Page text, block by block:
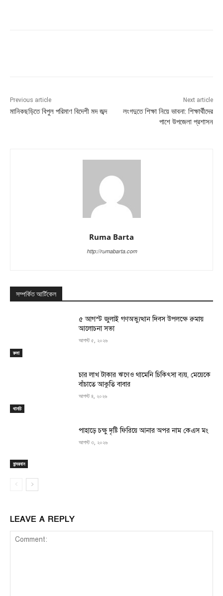
Previous article
মানিকছড়িতে বিপুল পরিমাণ বিদেশী মদ জব্দ
Next article
লংগদুতে শিক্ষা নিয়ে ভাবনা: শিক্ষার্থীদের
পাশে উপজেলা প্রশাসন
Ruma Barta
http://rumabarta.com
সম্পর্কিত আর্টিকেল
রুমা
৫ আগস্ট জুলাই গণঅভ্যুত্থান দিবস উপলক্ষে রুমায়
আলোচনা সভা
আগস্ট ৫, ২০২৬
থানচি
চার লাখ টাকার ঋণেও থামেনি চিকিৎসা ব্যয়, মেয়েকে
বাঁচাতে আকুতি বাবার
আগস্ট ৪, ২০২৬
বান্দরবান
পাহাড়ে চক্ষু দৃষ্টি ফিরিয়ে আনার অপর নাম কেএস মং
আগস্ট ৩, ২০২৬
LEAVE A REPLY